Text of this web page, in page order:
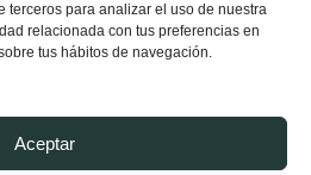
terceros para analizar el uso de nuestra
relacionada con tus preferencias en
tus hábitos de navegación.
Aceptar